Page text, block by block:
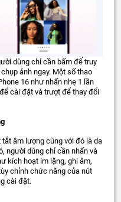
dùng chỉ cần bấm để truy
ảnh ngay. Một số thao
16 như nhấn nhẹ 1 lần
cài đặt và trượt để thay đổi
âm lượng cùng với đó là da
người dùng chỉ cần nhấn và
kích hoạt im lặng, ghi âm,
chỉnh chức năng của nút
cài đặt.